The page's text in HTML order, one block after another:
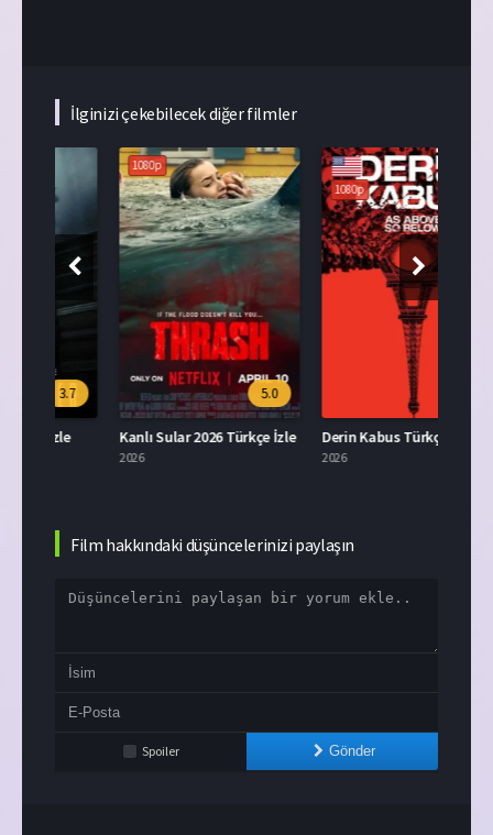
İlginizi çekebilecek diğer filmler
5.0
Kanlı Sular 2026 Türkçe İzle
1080p
5.5
Derin Kabus Türkçe Dublaj İzle
Film hakkındaki düşüncelerinizi paylaşın
Spoiler Gönder